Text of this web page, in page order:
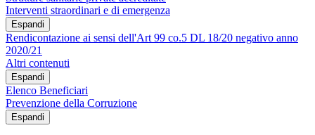
Interventi straordinari e di emergenza
Espandi
Rendicontazione ai sensi dell'Art 99 co.5 DL 18/20 negativo anno
2020/21
Altri contenuti
Espandi
Elenco Beneficiari
Prevenzione della Corruzione
Espandi